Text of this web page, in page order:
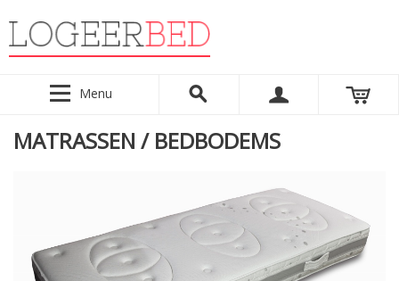
Menu
MATRASSEN / BEDBODEMS